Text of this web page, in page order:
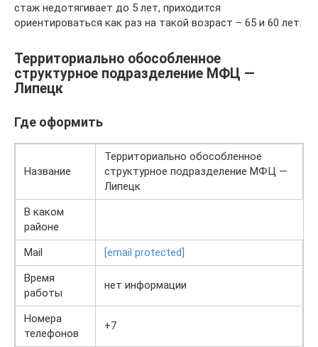
стаж недотягивает до 5 лет, приходится
ориентироваться как раз на такой возраст – 65 и 60 лет.
Территориально обособленное
структурное подразделение МФЦ —
Липецк
Где оформить
Название
Территориально обособленное
структурное подразделение МФЦ —
Липецк
В каком
районе
Mail
[email protected]
Время
работы
нет информации
Номера
телефонов
+7